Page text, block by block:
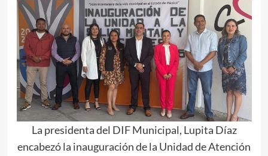
La presidenta del DIF Municipal, Lupita Díaz
encabezó la inauguración de la Unidad de Atención